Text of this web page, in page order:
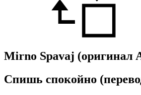
Mirno Spavaj (оригинал
Спишь спокойно